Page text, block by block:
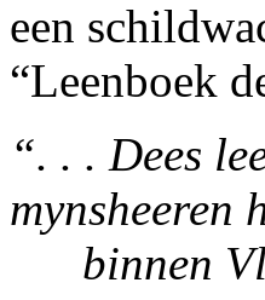
een
“Leenboek
“. . . Dees
binnen